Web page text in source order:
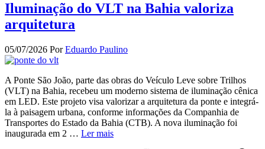
Iluminação do VLT na Bahia valoriza
arquitetura
05/07/2026 PorEduardo Paulino
A Ponte São João, parte das obras do Veículo Leve sobre Trilhos
(VLT) na Bahia, recebeu um moderno sistema de iluminação cênica
em LED. Este projeto visa valorizar a arquitetura da ponte e integrá-
la à paisagem urbana, conforme informações da Companhia de
Transportes do Estado da Bahia (CTB). A nova iluminação foi
inaugurada em 2 … Ler mais